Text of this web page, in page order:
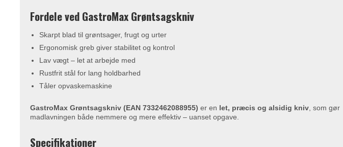
Fordele ved GastroMax Grøntsagskniv
Skarpt blad til grøntsager, frugt og urter
Ergonomisk greb giver stabilitet og kontrol
Lav vægt – let at arbejde med
Rustfrit stål for lang holdbarhed
Tåler opvaskemaskine
GastroMax Grøntsagskniv (EAN 7332462088955) er en let, præcis og alsidig kniv, som gør
madlavningen både nemmere og mere effektiv – uanset opgave.
Specifikationer